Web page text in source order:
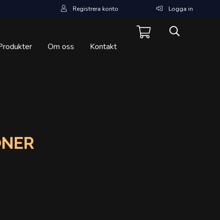
Registrera konto Logga in
Om oss Kontakt